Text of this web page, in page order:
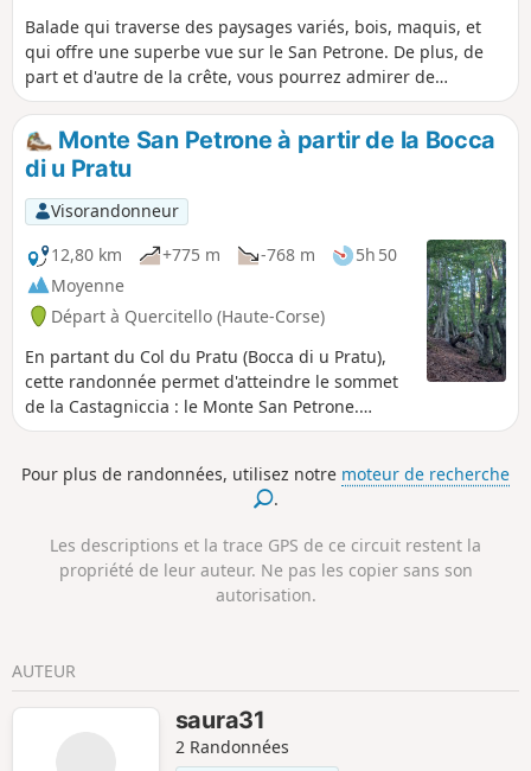
Balade qui traverse des paysages variés, bois, maquis, et
qui offre une superbe vue sur le San Petrone. De plus, de
part et d'autre de la crête, vous pourrez admirer de
nombreux villages, comme Bisinchi, Castellu di Rustinu, ou
encore Monte, et avoir une vue sur San Anghjulu, en face.
Monte San Petrone à partir de la Bocca
di u Pratu
Visorandonneur
12,80 km
+775 m -768 m
5h 50
Moyenne
Départ à Quercitello (Haute-Corse)
En partant du Col du Pratu (Bocca di u Pratu),
cette randonnée permet d'atteindre le sommet
de la Castagniccia : le Monte San Petrone.
Magnifique forêt de hêtres tout au long du
Pour plus de randonnées, utilisez notre moteur de recherche
.
Les descriptions et la trace GPS de ce circuit restent la
propriété de leur auteur. Ne pas les copier sans son
autorisation.
AUTEUR
saura31
2 Randonnées